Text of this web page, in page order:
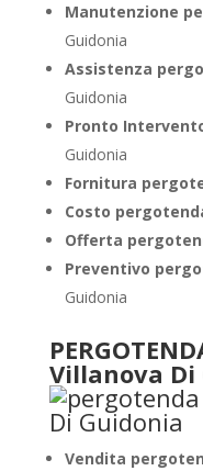
Manutenzione
Guidonia
Assistenza
Guidonia
Pronto
Guidonia
Fornitura
Costo
Offerta
Preventivo
Guidonia
Villanova Di
Vendita